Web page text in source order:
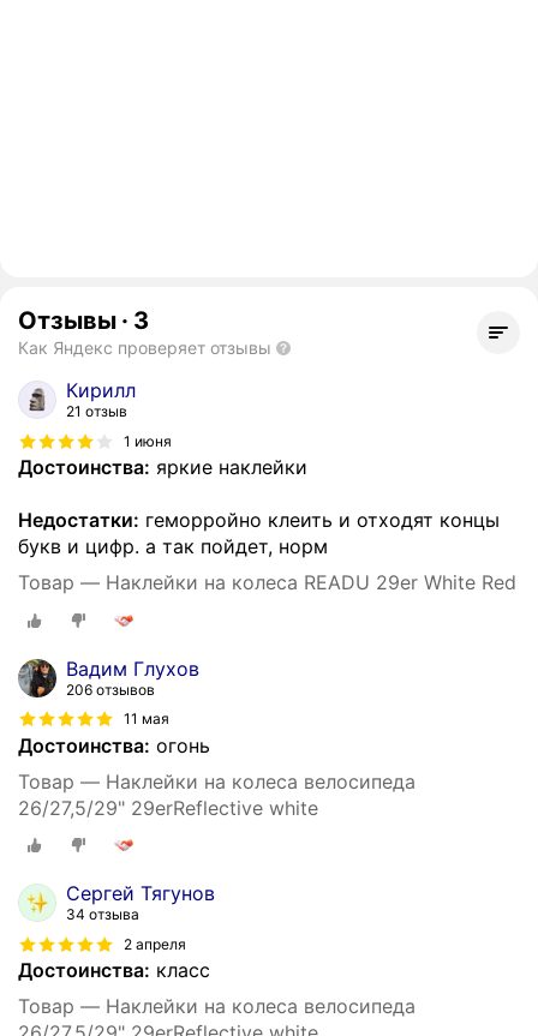
Отзывы · 3
Как Яндекс проверяет отзывы
Кирилл
21 отзыв
1 июня
Достоинства: яркие наклейки
Недостатки: геморройно клеить и отходят концы
букв и цифр. а так пойдет, норм
Товар — Наклейки на колеса READU 29er White Red
Вадим Глухов
206 отзывов
11 мая
Достоинства: огонь
Товар — Наклейки на колеса велосипеда
26/27,5/29" 29erReflective white
Сергей Тягунов
34 отзыва
2 апреля
Достоинства: класс
Товар — Наклейки на колеса велосипеда